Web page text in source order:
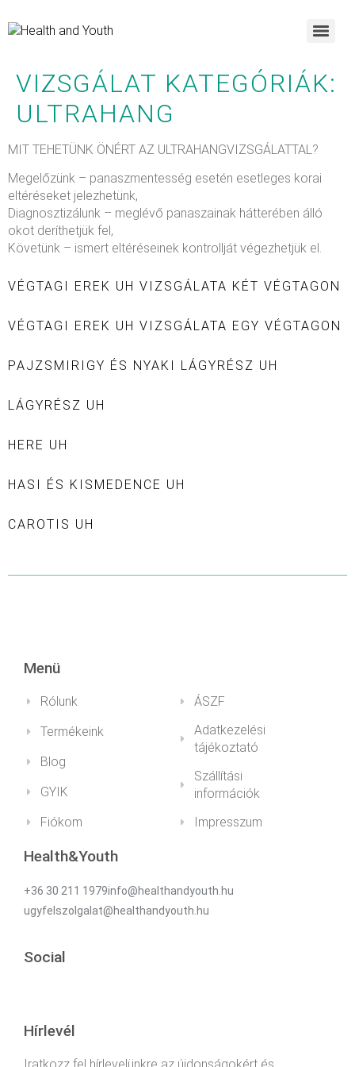
VIZSGÁLAT KATEGÓRIÁK:
ULTRAHANG
MIT TEHETÜNK ÖNÉRT AZ ULTRAHANGVIZSGÁLATTAL?
Megelőzünk – panaszmentesség esetén esetleges korai
eltéréseket jelezhetünk,
Diagnosztizálunk – meglévő panaszainak hátterében álló
okot deríthetjük fel,
Követünk – ismert eltéréseinek kontrollját végezhetjük el.
VÉGTAGI EREK UH VIZSGÁLATA KÉT VÉGTAGON
VÉGTAGI EREK UH VIZSGÁLATA EGY VÉGTAGON
PAJZSMIRIGY ÉS NYAKI LÁGYRÉSZ UH
LÁGYRÉSZ UH
HERE UH
HASI ÉS KISMEDENCE UH
CAROTIS UH
Menü
Rólunk
Termékeink
Blog
GYIK
Fiókom
ÁSZF
Adatkezelési
tájékoztató
Szállítási
információk
Impresszum
Health&Youth
+36 30 211 1979info@healthandyouth.hu
ugyfelszolgalat@healthandyouth.hu
Social
Hírlevél